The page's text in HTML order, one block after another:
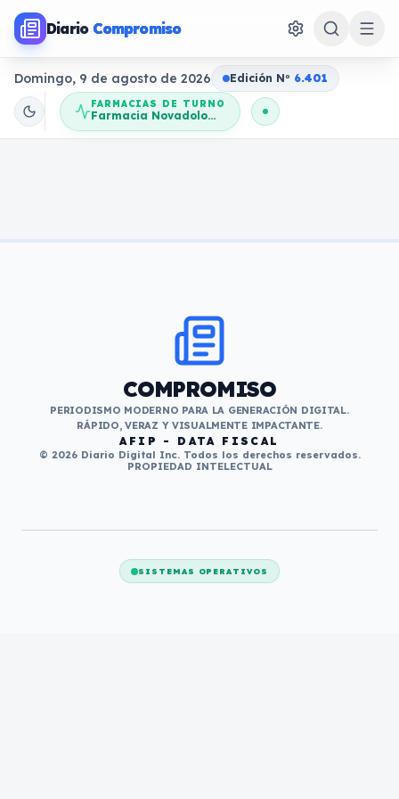
Diario Compromiso
Domingo, 9 de agosto de 2026 Edición No 6.401
FARMACIAS DE TURNO
Farmacia Novadolores
COMPROMISO
PERIODISMO MODERNO PARA LA GENERACIÓN DIGITAL.
RÁPIDO, VERAZ Y VISUALMENTE IMPACTANTE.
AFIP - DATA FISCAL
© 2026 Diario Digital Inc. Todos los derechos reservados.
PROPIEDAD INTELECTUAL
SISTEMAS OPERATIVOS